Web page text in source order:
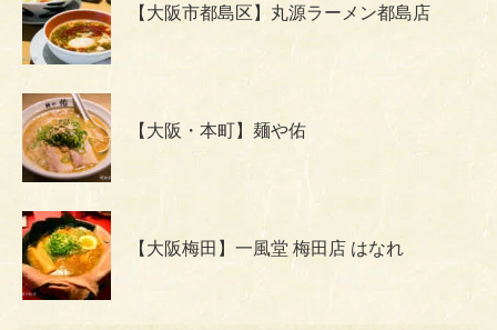
【大阪市都島区】丸源ラーメン都島店
【大阪・本町】麺や佑
【大阪梅田】一風堂 梅田店 はなれ